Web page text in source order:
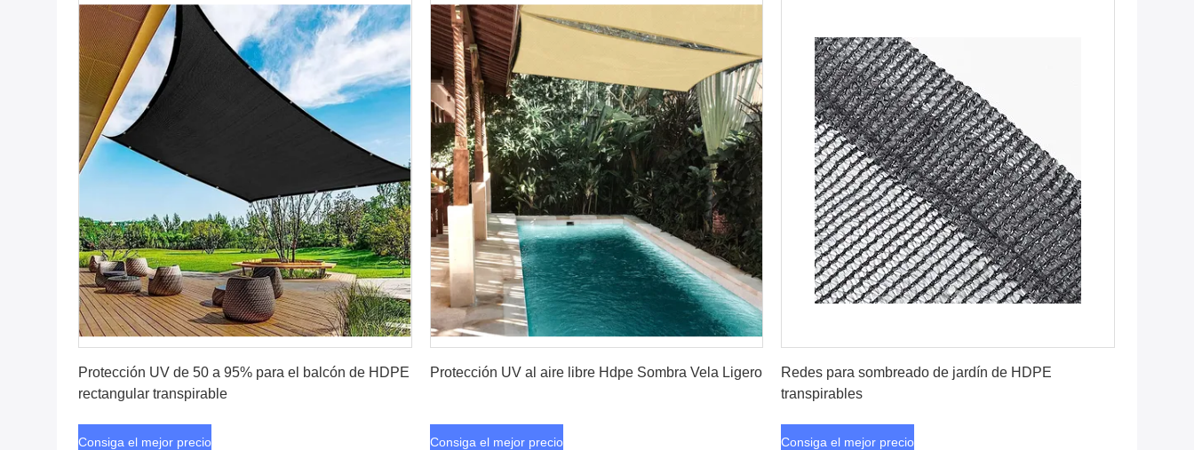
Protección UV de 50 a 95% para el balcón de HDPE
rectangular transpirable
Consiga el mejor precio
Protección UV al aire libre Hdpe Sombra Vela Ligero
Consiga el mejor precio
Redes para sombreado de jardín de HDPE
transpirables
Consiga el mejor precio